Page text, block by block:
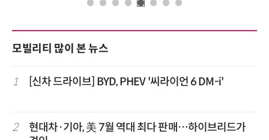
모빌리티 많이 본 뉴스
1 [신차 드라이브] BYD, PHEV '씨라이언 6 DM-i'
2
현대차·기아, 美 7월 역대 최다 판매…하이브리드가